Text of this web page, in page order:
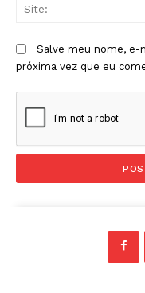
Salve meu nome, e-
próxima vez que eu